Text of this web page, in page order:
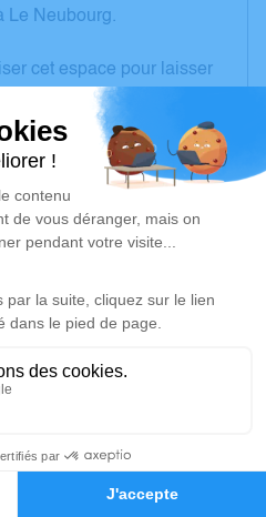
Hommages
Le Neubourg.
cet espace pour laisser
des photos souvenirs,
vos pensées à travers des
endroit est un lieu
la mémoire de Philippe
hommage est
Je rends hommage
Le Neubourg